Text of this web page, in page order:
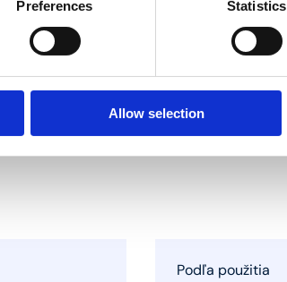
Preferences Statistics
Allow selection
Press)
Podľa použitia